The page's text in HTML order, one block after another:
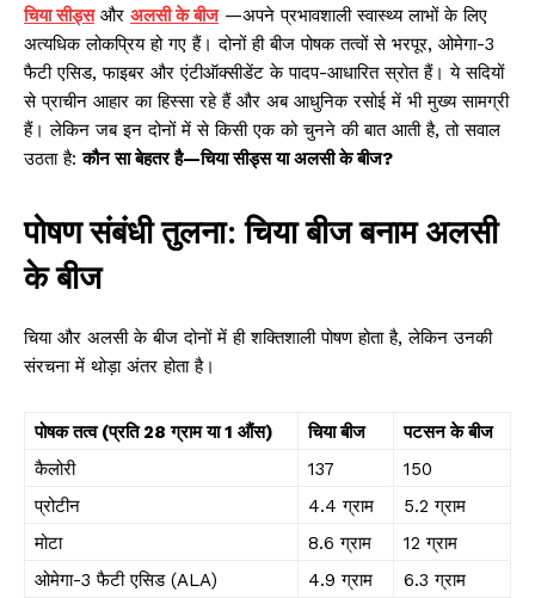
चिया सीड्सऔर अलसी के बीज—अपने प्रभावशाली स्वास्थ्य लाभों के लिए
अत्यधिक लोकप्रिय हो गए हैं। दोनों ही बीज पोषक तत्वों से भरपूर, ओमेगा-3
फैटी एसिड, फाइबर और एंटीऑक्सीडेंट के पादप-आधारित स्रोत हैं। ये सदियों
से प्राचीन आहार का हिस्सा रहे हैं और अब आधुनिक रसोई में भी मुख्य सामग्री
हैं। लेकिन जब इन दोनों में से किसी एक को चुनने की बात आती है, तो सवाल
उठता है:कौन सा बेहतर है—चिया सीड्स या अलसी के बीज?
पोषण संबंधी तुलना: चिया बीज बनाम अलसी
के बीज
चिया और अलसी के बीज दोनों में ही शक्तिशाली पोषण होता है, लेकिन उनकी
संरचना में थोड़ा अंतर होता है।
पोषक तत्व (प्रति 28 ग्राम या 1 औंस) चिया बीज
पटसन के बीज
कैलोरी
137
150
प्रोटीन
4.4 ग्राम
5.2 ग्राम
मोटा
8.6 ग्राम
12 ग्राम
ओमेगा-3 फैटी एसिड (ALA)
4.9 ग्राम
6.3 ग्राम